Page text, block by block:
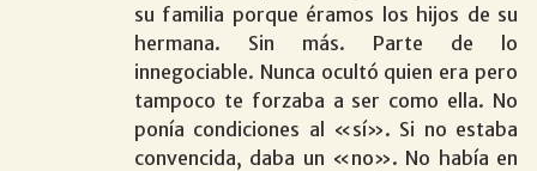
su familia porque éramos los hijos de su
hermana. Sin más. Parte de lo
innegociable. Nunca ocultó quien era pero
tampoco te forzaba a ser como ella. No
ponía condiciones al «sí». Si no estaba
convencida, daba un «no». No había en